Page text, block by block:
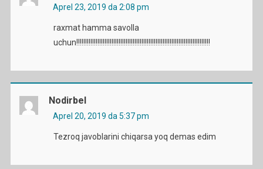
Aprel 23, 2019 da 2:08 pm
raxmat hamma savolla
uchun!!!!!!!!!!!!!!!!!!!!!!!!!!!!!!!!!!!!!!!!!!!!!!!!!!!!!!!!!!!!!!!!!!!!!!!!!!!!
Nodirbel
Aprel 20, 2019 da 5:37 pm
Tezroq javoblarini chiqarsa yoq demas edim